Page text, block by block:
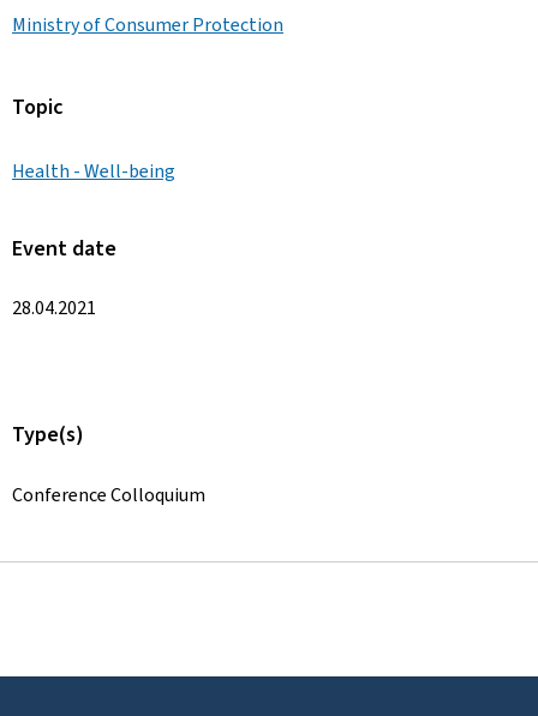
Ministry of Consumer Protection
Topic
Health - Well-being
Event date
28.04.2021
Type(s)
Conference Colloquium